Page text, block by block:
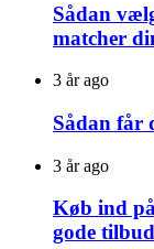
Sådan
matcher
3 år ago
Sådan får
3 år ago
Køb ind
gode